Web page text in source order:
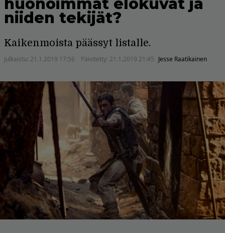
niiden tekijät?
Kaikenmoista päässyt listalle.
Julkaistu: 21.1.2019 17:56 Päivitetty: 21.1.2019 21:45 Jesse Raatikainen